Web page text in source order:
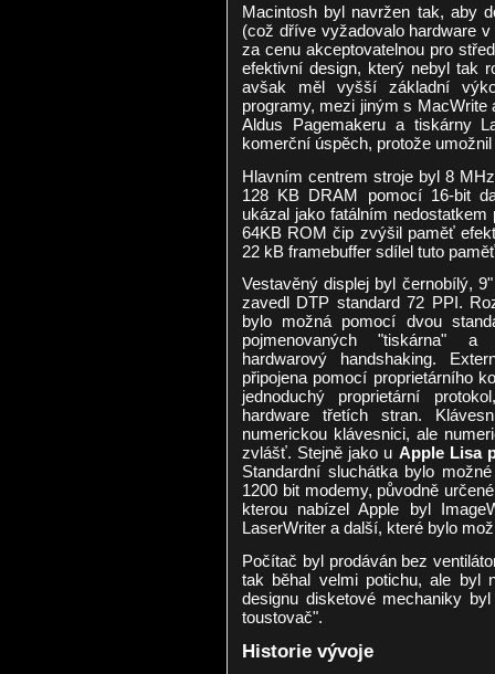
Macintosh byl navržen tak, aby
(což dříve vyžadovalo hardware
za cenu akceptovatelnou pro
efektivní design, který nebyl tak
avšak měl vyšší základní
programy, mezi jiným s
Aldus Pagemakeru a tiskárny
komerční úspěch, protože
Hlavním centrem stroje byl 8
128 KB DRAM pomocí 16-bit
ukázal jako fatálním
64KB ROM čip zvýšil paměť
22 kB framebuffer sdílel tuto
Vestavěný displej byl černobílý,
zavedl DTP standard 72 PPI.
bylo možná pomocí dvou
pojmenovaných "tiskárna" a
hardwarový handshaking.
připojena pomocí proprietárního
jednoduchý proprietární
hardware třetích stran.
numerickou klávesnici, ale
zvlášť. Stejně jako u Apple Lisa
Standardní sluchátka bylo
1200 bit modemy, původně
kterou nabízel Apple byl
LaserWriter a další, které bylo
Počítač byl prodáván bez
tak běhal velmi potichu, ale byl
designu disketové mechaniky
toustovač".
Historie vývoje